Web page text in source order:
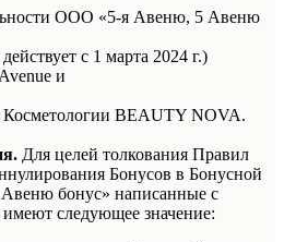
ООО «5-я Авеню, 5 Авеню
с 1 марта 2024 г.)
и
BEAUTY NOVA.
Для целей толкования Правил
Бонусов в Бонусной
бонус» написанные с
следующее значение: